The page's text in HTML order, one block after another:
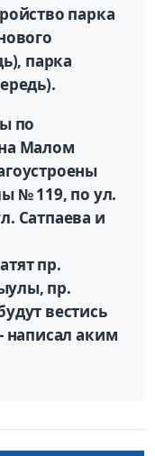
парка
парка
по
Малом
№ 119, по ул.
Сатпаева и
пр.
пр.
вестись
написал аким